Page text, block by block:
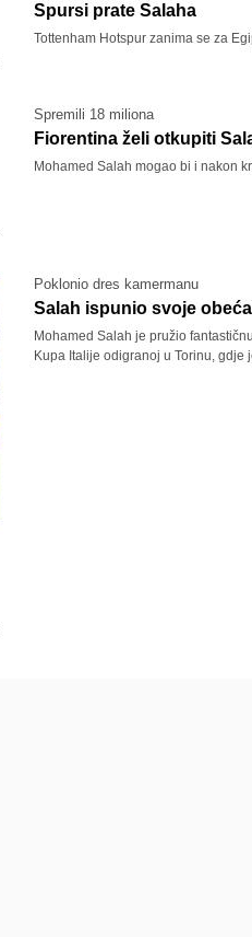
Spursi prate Salaha
Tottenham Hotspur zanima se za
Spremili 18 miliona
Fiorentina želi otkupiti
Mohamed Salah mogao bi i nakon
Poklonio dres kamermanu
Salah ispunio svoje
Mohamed Salah je pružio
Kupa Italije odigranoj u Torinu, gdje